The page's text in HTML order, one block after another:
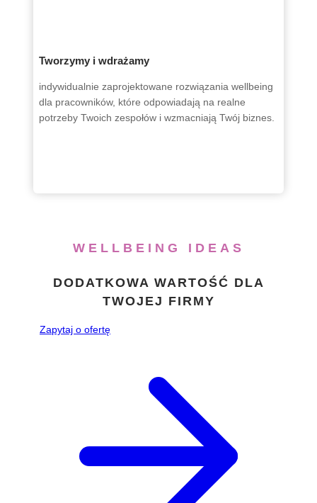
Tworzymy i wdrażamy
indywidualnie zaprojektowane rozwiązania wellbeing
dla pracowników, które odpowiadają na realne
potrzeby Twoich zespołów i wzmacniają Twój biznes.
WELLBEING IDEAS
DODATKOWA WARTOŚĆ DLA
TWOJEJ FIRMY
Zapytaj o ofertę